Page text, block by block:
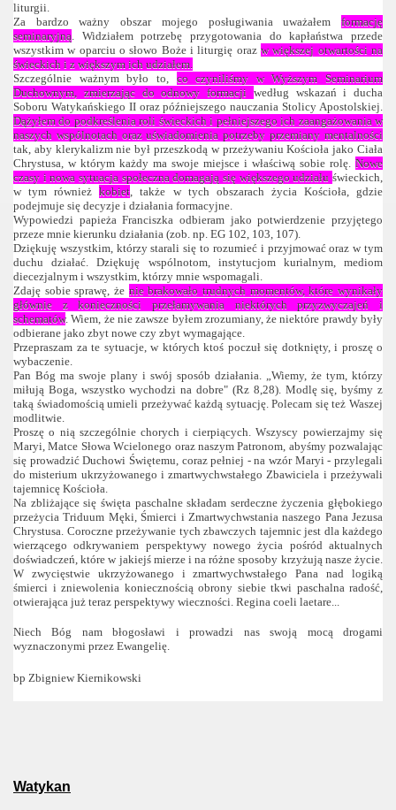
liturgii.
Za bardzo ważny obszar mojego posługiwania uważałem formację
seminaryjną. Widziałem potrzebę przygotowania do kapłaństwa przede
wszystkim w oparciu o słowo Boże i liturgię oraz w większej otwartości na
świeckich i z większym ich udziałem.
Szczególnie ważnym było to, co czyniliśmy w Wyższym Seminarium
Duchownym, zmierzając do odnowy formacji według wskazań i ducha
Soboru Watykańskiego II oraz późniejszego nauczania Stolicy Apostolskiej.
Dążyłem do podkreślenia roli świeckich i pełniejszego ich zaangażowania w
naszych wspólnotach oraz uświadomienia potrzeby przemiany mentalności
tak, aby klerykalizm nie był przeszkodą w przeżywaniu Kościoła jako Ciała
Chrystusa, w którym każdy ma swoje miejsce i właściwą sobie rolę. Nowe
czasy i nowa sytuacja społeczna domagają się większego udziału świeckich,
w tym równieżkobiet, także w tych obszarach życia Kościoła, gdzie
podejmuje się decyzje i działania formacyjne.
Wypowiedzi papieża Franciszka odbieram jako potwierdzenie przyjętego
przeze mnie kierunku działania (zob. np. EG 102, 103, 107).
Dziękuję wszystkim, którzy starali się to rozumieć i przyjmować oraz w tym
duchu działać. Dziękuję wspólnotom, instytucjom kurialnym, mediom
diecezjalnym i wszystkim, którzy mnie wspomagali.
Zdaję sobie sprawę, że nie brakowało trudnych momentów, które wynikały
głównie z konieczności przełamywania niektórych przyzwyczajeń i
schematów. Wiem, że nie zawsze byłem zrozumiany, że niektóre prawdy były
odbierane jako zbyt nowe czy zbyt wymagające.
Przepraszam za te sytuacje, w których ktoś poczuł się dotknięty, i proszę o
wybaczenie.
Pan Bóg ma swoje plany i swój sposób działania. „Wiemy, że tym, którzy
miłują Boga, wszystko wychodzi na dobre" (Rz 8,28). Modlę się, byśmy z
taką świadomością umieli przeżywać każdą sytuację. Polecam się też Waszej
modlitwie.
Proszę o nią szczególnie chorych i cierpiących. Wszyscy powierzajmy się
Maryi, Matce Słowa Wcielonego oraz naszym Patronom, abyśmy pozwalając
się prowadzić Duchowi Świętemu, coraz pełniej - na wzór Maryi - przylegali
do misterium ukrzyżowanego i zmartwychwstałego Zbawiciela i przeżywali
tajemnicę Kościoła.
Na zbliżające się święta paschalne składam serdeczne życzenia głębokiego
przeżycia Triduum Męki, Śmierci i Zmartwychwstania naszego Pana Jezusa
Chrystusa. Coroczne przeżywanie tych zbawczych tajemnic jest dla każdego
wierzącego odkrywaniem perspektywy nowego życia pośród aktualnych
doświadczeń, które w jakiejś mierze i na różne sposoby krzyżują nasze życie.
W zwycięstwie ukrzyżowanego i zmartwychwstałego Pana nad logiką
śmierci i zniewolenia koniecznością obrony siebie tkwi paschalna radość,
otwierająca już teraz perspektywy wieczności. Regina coeli laetare...
Niech Bóg nam błogosławi i prowadzi nas swoją mocą drogami
wyznaczonymi przez Ewangelię.
bp Zbigniew Kiernikowski
Watykan